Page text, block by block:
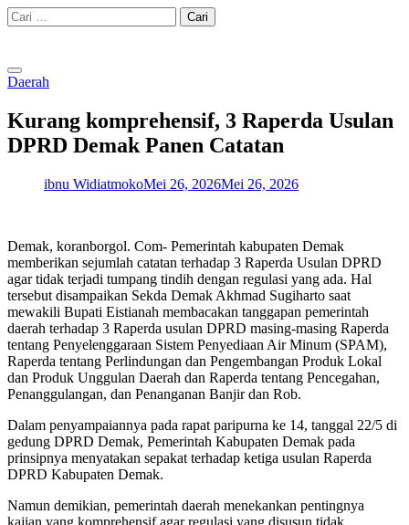
Skip
to
Cari
untuk:
Daerah
Kurang komprehensif, 3 Raperda Usulan
DPRD Demak Panen Catatan
ibnu WidiatmokoMei 26, 2026Mei 26, 2026
Demak, koranborgol. Com- Pemerintah kabupaten Demak
memberikan sejumlah catatan terhadap 3 Raperda Usulan DPRD
agar tidak terjadi tumpang tindih dengan regulasi yang ada. Hal
tersebut disampaikan Sekda Demak Akhmad Sugiharto saat
mewakili Bupati Eistianah membacakan tanggapan pemerintah
daerah terhadap 3 Raperda usulan DPRD masing-masing Raperda
tentang Penyelenggaraan Sistem Penyediaan Air Minum (SPAM),
Raperda tentang Perlindungan dan Pengembangan Produk Lokal
dan Produk Unggulan Daerah dan Raperda tentang Pencegahan,
Penanggulangan, dan Penanganan Banjir dan Rob.
Dalam penyampaiannya pada rapat paripurna ke 14, tanggal 22/5 di
gedung DPRD Demak, Pemerintah Kabupaten Demak pada
prinsipnya menyatakan sepakat terhadap ketiga usulan Raperda
DPRD Kabupaten Demak.
Namun demikian, pemerintah daerah menekankan pentingnya
kajian yang komprehensif agar regulasi yang disusun tidak